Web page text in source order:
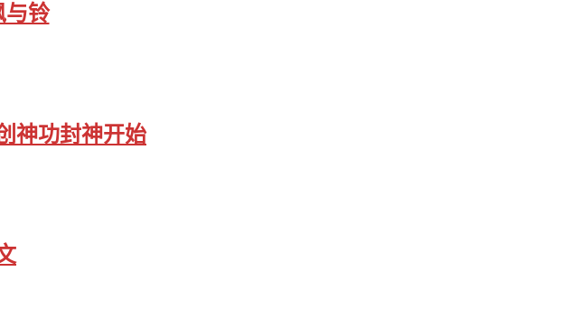
与铃
神功封神开始